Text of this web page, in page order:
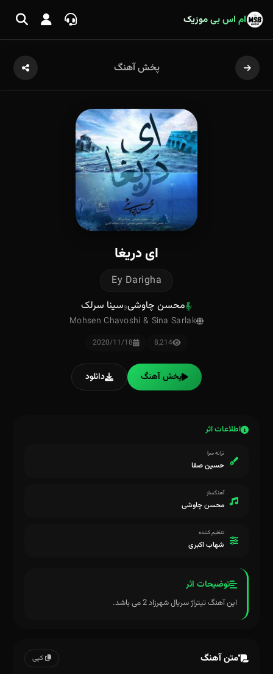
ام اس بی موزیک
پخش آهنگ
ای دریغا
Ey Darigha
محسن چاوشیوسینا سرلک
Mohsen Chavoshi & Sina Sarlak
8,214
2020/11/18
پخش آهنگ دانلود
اطلاعات اثر
ترانه سرا
حسین صفا
آهنگساز
محسن چاوشی
تنظیم کننده
شهاب اکبری
توضیحات اثر
این آهنگ تیتراژ سریال شهرزاد 2 می باشد.
متن آهنگ کپی